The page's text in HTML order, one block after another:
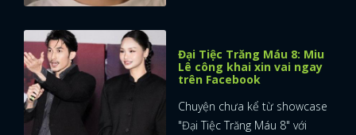
Đại Tiệc Trăng Máu 8: Miu
Lê công khai xin vai ngay
trên Facebook
Chuyện chưa kể từ showcase
"Đại Tiệc Trăng Máu 8" với